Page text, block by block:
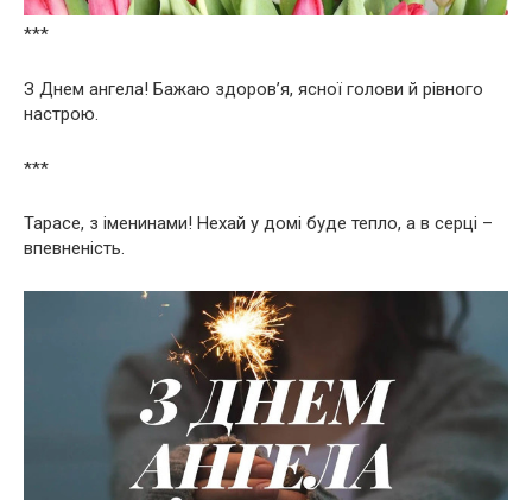
***
З Днем ангела! Бажаю здоров’я, ясної голови й рівного
настрою.
***
Тарасе, з іменинами! Нехай у домі буде тепло, а в серці –
впевненість.